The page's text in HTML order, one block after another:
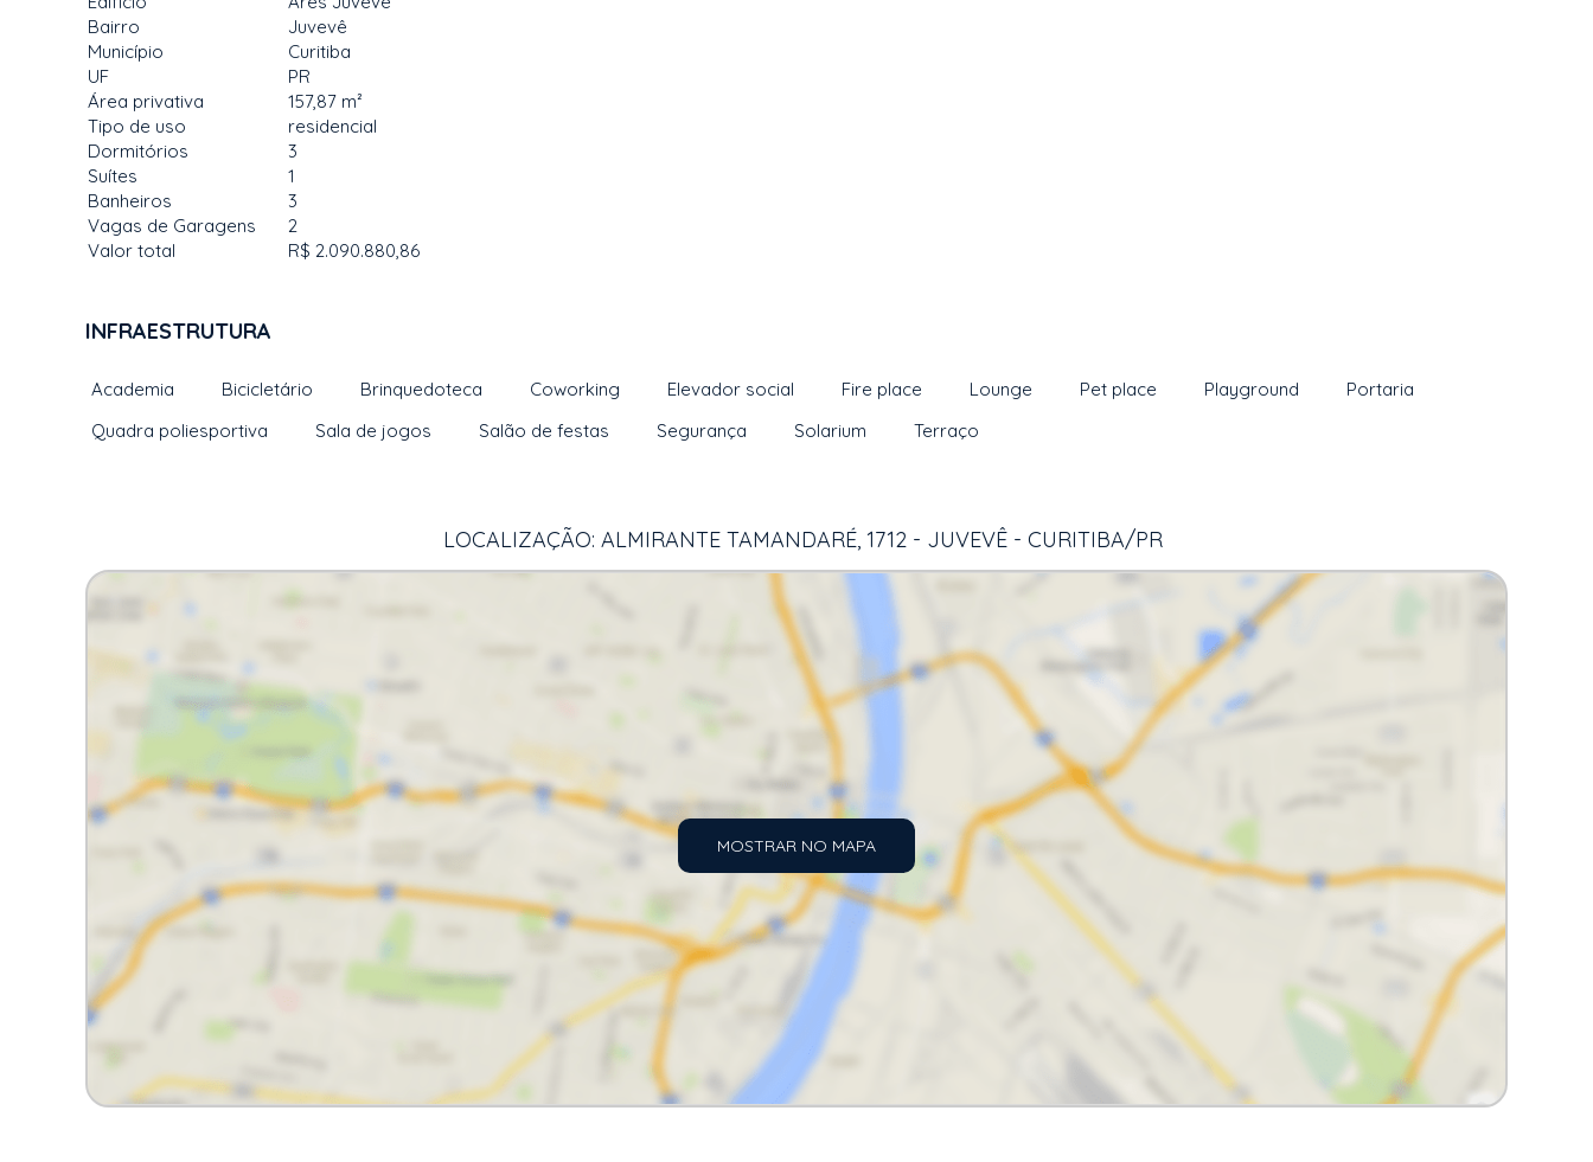
Bairro
Juvevê
Município
Curitiba
UF
PR
Área privativa
157,87 m²
Tipo de uso
residencial
Dormitórios
3
Suítes
1
Banheiros
3
Vagas de Garagens
2
Valor total
R$ 2.090.880,86
INFRAESTRUTURA
Academia Bicicletário Brinquedoteca Coworking Elevador social Fire place Lounge Pet place Playground
Portaria
Quadra poliesportiva
Sala de jogos Salão de festas Segurança Solarium Terraço
LOCALIZAÇÃO: ALMIRANTE TAMANDARÉ, 1712 - JUVEVÊ - CURITIBA/PR
MOSTRAR NO MAPA